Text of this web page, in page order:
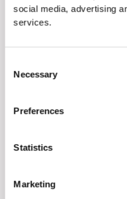
social media, advertising
services.
Selection
Necessary
Preferences
Statistics
Marketing